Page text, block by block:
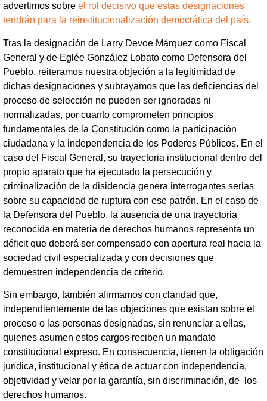
advertimos sobre el rol decisivo que estas designaciones
tendrán para la reinstitucionalización democrática del país.
Tras la designación de Larry Devoe Márquez como Fiscal
General y de Eglée González Lobato como Defensora del
Pueblo, reiteramos nuestra objeción a la legitimidad de
dichas designaciones y subrayamos que las deficiencias del
proceso de selección no pueden ser ignoradas ni
normalizadas, por cuanto comprometen principios
fundamentales de la Constitución como la participación
ciudadana y la independencia de los Poderes Públicos. En el
caso del Fiscal General, su trayectoria institucional dentro del
propio aparato que ha ejecutado la persecución y
criminalización de la disidencia genera interrogantes serias
sobre su capacidad de ruptura con ese patrón. En el caso de
la Defensora del Pueblo, la ausencia de una trayectoria
reconocida en materia de derechos humanos representa un
déficit que deberá ser compensado con apertura real hacia la
sociedad civil especializada y con decisiones que
demuestren independencia de criterio.
Sin embargo, también afirmamos con claridad que,
independientemente de las objeciones que existan sobre el
proceso o las personas designadas, sin renunciar a ellas,
quienes asumen estos cargos reciben un mandato
constitucional expreso. En consecuencia, tienen la obligación
jurídica, institucional y ética de actuar con independencia,
objetividad y velar por la garantía, sin discriminación, de los
derechos humanos.